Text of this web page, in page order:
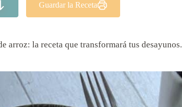
Guardar la Receta
arroz: la receta que transformará tus desayunos.